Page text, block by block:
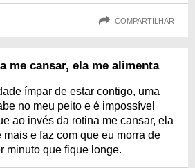
COMPARTILHAR
me cansar, ela me alimenta
ímpar de estar contigo, uma
no meu peito e é impossível
ao invés da rotina me cansar, ela
mais e faz com que eu morra de
minuto que fique longe.